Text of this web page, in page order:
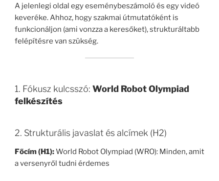
A jelenlegi oldal egy eseménybeszámoló és egy videó
keveréke. Ahhoz, hogy szakmai útmutatóként is
funkcionáljon (ami vonzza a keresőket), strukturáltabb
felépítésre van szükség.
1. Fókusz kulcsszó: World Robot Olympiad
felkészítés
2. Strukturális javaslat és alcímek (H2)
Főcím (H1):World Robot Olympiad (WRO): Minden, amit
a versenyről tudni érdemes